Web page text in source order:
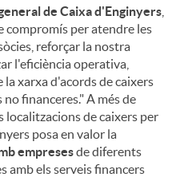
de Caixa d'Enginyers
compromís per atendre les
reforçar la nostra
l'eficiència operativa,
xarxa d'acords de caixers
financeres." A més de
localitzacions de caixers per
posa en valor la
empresesde diferents
amb els serveis financers